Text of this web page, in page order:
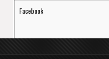
Facebook